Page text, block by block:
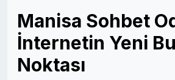
Manisa Sohbet
İnternetin Yeni
Noktası